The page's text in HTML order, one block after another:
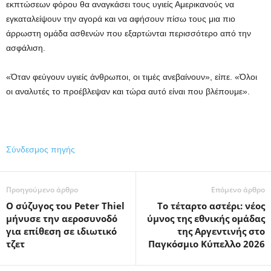
εκπτώσεων φόρου θα αναγκάσει τους υγιείς Αμερικανούς να
εγκαταλείψουν την αγορά και να αφήσουν πίσω τους μια πιο
άρρωστη ομάδα ασθενών που εξαρτώνται περισσότερο από την
ασφάλιση.
«Όταν φεύγουν υγιείς άνθρωποι, οι τιμές ανεβαίνουν», είπε. «Όλοι
οι αναλυτές το προέβλεψαν και τώρα αυτό είναι που βλέπουμε».
Σύνδεσμος πηγής
Προηγούμενο άρθρο
Ο σύζυγος του Peter Thiel
μήνυσε την αεροσυνοδό
για επίθεση σε ιδιωτικό
τζετ
Επόμενο άρθρο
Το τέταρτο αστέρι: νέος
ύμνος της εθνικής ομάδας
της Αργεντινής στο
Παγκόσμιο Κύπελλο 2026